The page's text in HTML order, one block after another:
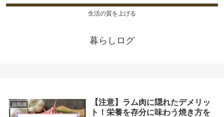
生活の質を上げる
暮らしログ
豆知識
【注意】ラム肉に隠れたデメリッ
ト！栄養を存分に味わう焼き方を